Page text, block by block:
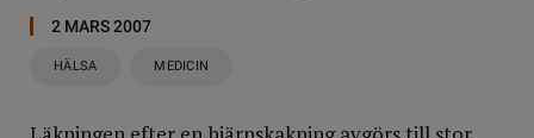
2 MARS 2007
HÄLSA MEDICIN